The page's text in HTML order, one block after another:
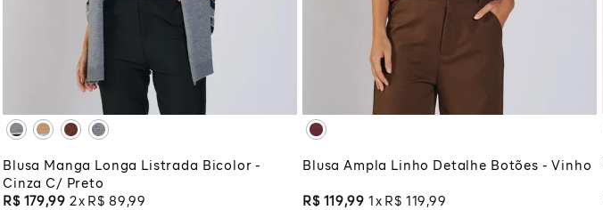
P
XGG
ADICIONAR À SACOLA
Blusa Manga Longa Listrada Bicolor -
Cinza C/ Preto
R$ 179,99 2 R$ 89 ,99
G
M
P
XGG
ADICIONAR À SACOLA
Blusa Ampla Linho Detalhe Botões - Vinho
R$ 119,99 1 R$ 119 ,99